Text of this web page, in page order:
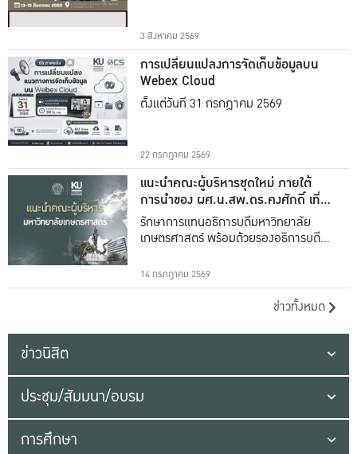
3 สิงหาคม 2569
การเปลี่ยนแปลงการจัดเก็บข้อมูลบน
Webex Cloud
ตั้งแต่วันที่ 31 กรกฎาคม 2569
22 กรกฎาคม 2569
แนะนำคณะผู้บริหารชุดใหม่ ภายใต้
การนำของ ผศ.น.สพ.ดร.คงศักดิ์ เที่ยง
ธรรม
รักษาการแทนอธิการบดีมหาวิทยาลัย
เกษตรศาสตร์ พร้อมด้วยรองอธิการบดีทั้ง
14 กรกฎาคม 2569
ข่าวทั้งหมด
ข่าวนิสิต
ประชุม/สัมมนา/อบรม
การศึกษา